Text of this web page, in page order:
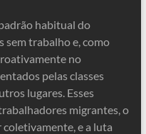
habitual do
sem trabalho e, como
no
pelas classes
lugares. Esses
migrantes, o
e a luta